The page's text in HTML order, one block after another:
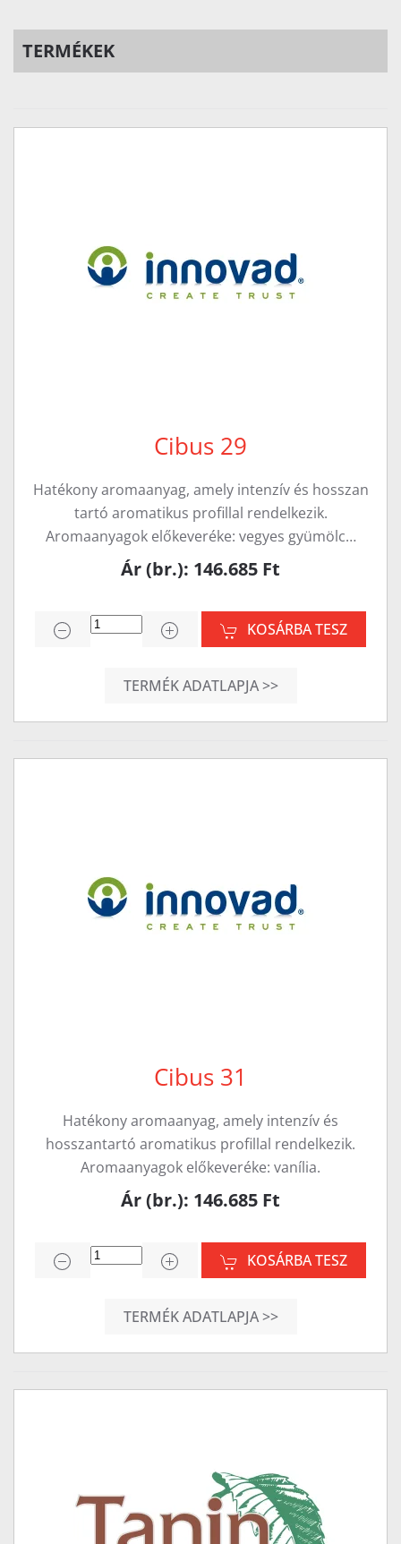
TERMÉKEK
Cibus 29
Hatékony aromaanyag, amely intenzív és hosszan
tartó aromatikus profillal rendelkezik.
Aromaanyagok előkeveréke: vegyes gyümölc…
Ár (br.): 146.685 Ft
KOSÁRBA TESZ
TERMÉK ADATLAPJA >>
Cibus 31
Hatékony aromaanyag, amely intenzív és
hosszantartó aromatikus profillal rendelkezik.
Aromaanyagok előkeveréke: vanília.
Ár (br.): 146.685 Ft
KOSÁRBA TESZ
TERMÉK ADATLAPJA >>